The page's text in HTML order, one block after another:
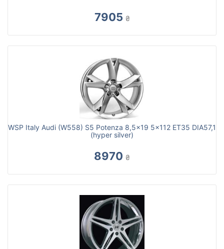
7905 ₴
WSP Italy Audi (W558) S5 Potenza 8,5x19 5x112 ET35 DIA57,1
(hyper silver)
8970 ₴